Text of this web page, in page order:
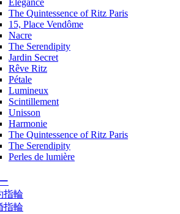
Élégance
The Quintessence of Ritz Paris
15, Place Vendôme
Nacre
The Serendipity
Jardin Secret
Rêve Ritz
Pétale
Lumineux
Scintillement
Unisson
Harmonie
The Quintessence of Ritz Paris
The Serendipity
Perles de lumière
指輪
指輪